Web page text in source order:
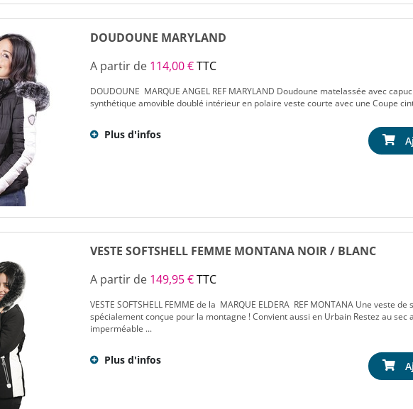
DOUDOUNE MARYLAND
A partir de 114,00 €TTC
DOUDOUNE MARQUE ANGEL REF MARYLAND Doudoune matelassée avec
synthétique amovible doublé intérieur en polaire veste courte avec une Coupe
Plus d'infos
VESTE SOFTSHELL FEMME MONTANA NOIR / BLANC
A partir de 149,95 €TTC
VESTE SOFTSHELL FEMME de la MARQUE ELDERA REF MONTANA Une veste
spécialement conçue pour la montagne ! Convient aussi en Urbain Restez au sec
imperméable ...
Plus d'infos